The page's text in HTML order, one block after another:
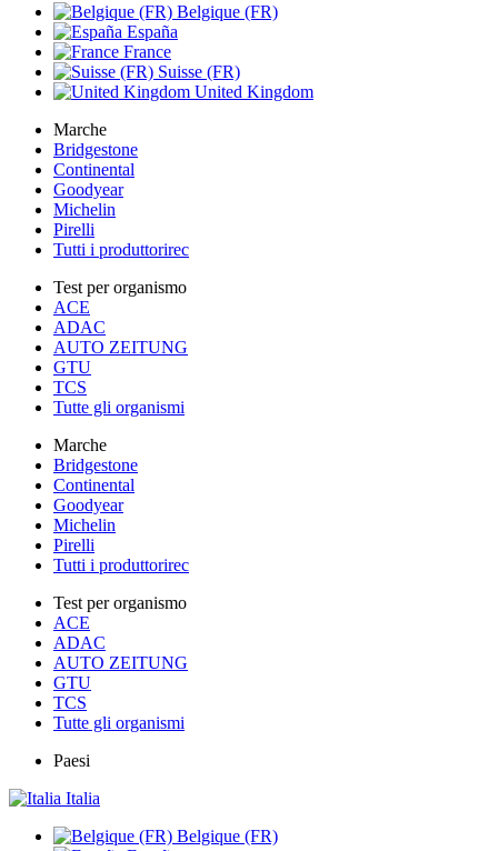
Belgique (FR)
España
France
Suisse (FR)
United Kingdom
Marche
Bridgestone
Continental
Goodyear
Michelin
Pirelli
Tutti i produttorirec
Test per organismo
ACE
ADAC
AUTO ZEITUNG
GTU
TCS
Tutte gli organismi
Marche
Bridgestone
Continental
Goodyear
Michelin
Pirelli
Tutti i produttorirec
Test per organismo
ACE
ADAC
AUTO ZEITUNG
GTU
TCS
Tutte gli organismi
Paesi
Italia
Belgique (FR)